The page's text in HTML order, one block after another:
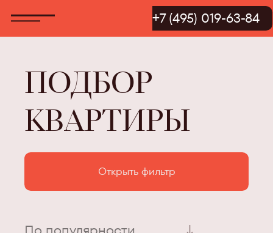
+7 (495) 019-63-84
ПОДБОР
КВАРТИРЫ
Открыть фильтр